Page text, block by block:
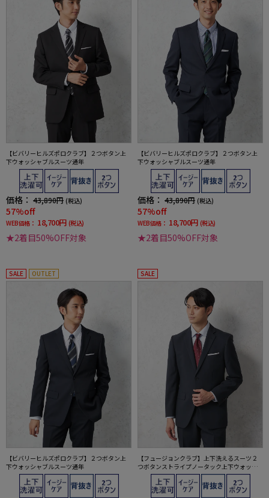
【ビバリーヒルズポロクラブ】２つボタン上
下ウォッシャブルスーツ通年
価格： 43,890円 (税込)
57%off
WEB価格： 18,700円 (税込)
★2着目50%OFF対象
【ビバリーヒルズポロクラブ】２つボタン上
下ウォッシャブルスーツ通年
価格： 43,890円 (税込)
57%off
WEB価格： 18,700円 (税込)
★2着目50%OFF対象
SALE OUTLET
【ビバリーヒルズポロクラブ】２つボタン上
下ウォッシャブルスーツ通年
SALE
【フュージョンクラブ】上下洗えるスーツ２
つボタンストライプノータック上下ウォッシ
ャブル通年ポリエステル100%